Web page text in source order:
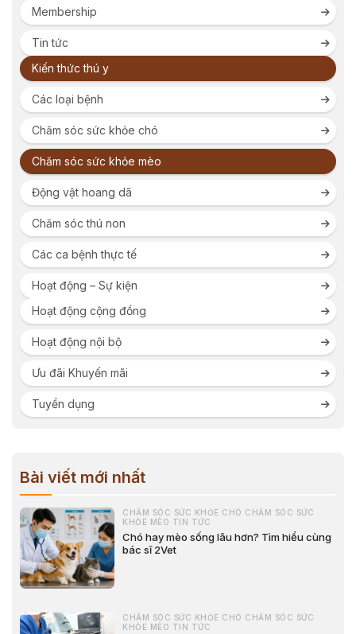
Membership
Tin tức
Kiến thức thú y
Các loại bệnh
Chăm sóc sức khỏe chó
Chăm sóc sức khỏe mèo
Động vật hoang dã
Chăm sóc thú non
Các ca bệnh thực tế
Hoạt động – Sự kiện
Hoạt động cộng đồng
Hoạt động nội bộ
Ưu đãi Khuyến mãi
Tuyển dụng
Bài viết mới nhất
CHĂM SÓC SỨC KHỎE CHÓ CHĂM SÓC SỨC
KHỎE MÈO TIN TỨC
Chó hay mèo sống lâu hơn? Tìm hiểu cùng
bác sĩ 2Vet
CHĂM SÓC SỨC KHỎE CHÓ CHĂM SÓC SỨC
KHỎE MÈO TIN TỨC